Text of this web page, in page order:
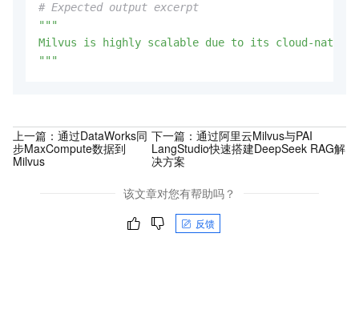
# Expected output excerpt
"""
Milvus is highly scalable due to its cloud-native
"""
上一篇： 通过DataWorks同
步MaxCompute数据到
Milvus
下一篇：通过阿里云Milvus与PAI
LangStudio快速搭建DeepSeek RAG解
决方案
该文章对您有帮助吗？
反馈